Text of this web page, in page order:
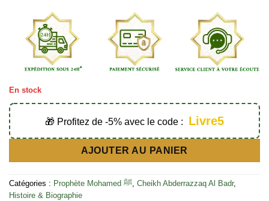
En stock
🎁 Profitez de -5% avec le code : Livre5
AJOUTER AU PANIER
Catégories : Prophète Mohamed ﷺ, Cheikh Abderrazzaq Al Badr,
Histoire & Biographie